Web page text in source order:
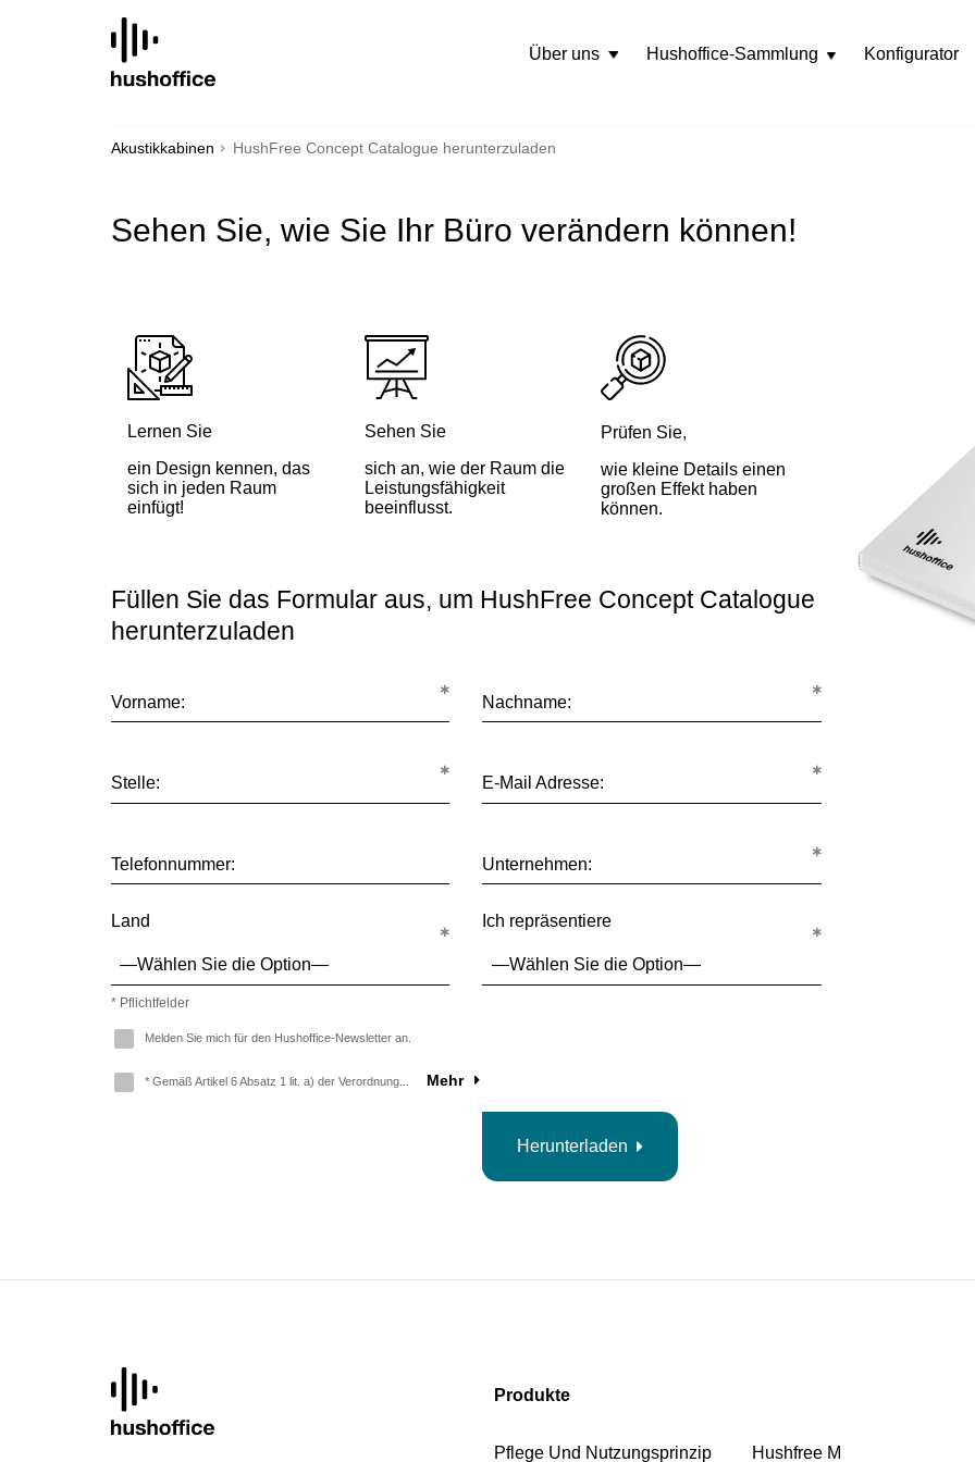
Über uns Hushoffice-SammlungRozwiń
Konfigurator
Akustikkabinen HushFree Concept Catalogue herunterzuladen
Sehen Sie, wie Sie Ihr Büro verändern können!
Lernen Sie
ein Design kennen, das
sich in jeden Raum
einfügt!
Sehen Sie
sich an, wie der Raum die
Leistungsfähigkeit
beeinflusst.
Prüfen Sie,
wie kleine Details einen
großen Effekt haben
können.
Füllen Sie das Formular aus, um HushFree Concept Catalogue
herunterzuladen
Vorname: Nachname:
Stelle: E-Mail Adresse:
Telefonnummer: Unternehmen:
Land Ich repräsentiere
* Pflichtfelder
Melden Sie mich für den Hushoffice-Newsletter an.
* Gemäß Artikel 6 Absatz 1 lit. a) der Verordnung... Mehr
Herunterladen
Produkte
Pflege Und Nutzungsprinzip Hushfree M